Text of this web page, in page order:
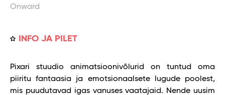
Onward
INFO JA PILET
Pixari stuudio animatsioonivõlurid on tuntud oma
piiritu fantaasia ja emotsionaalsete lugude poolest,
mis puudutavad igas vanuses vaatajaid. Nende uusim